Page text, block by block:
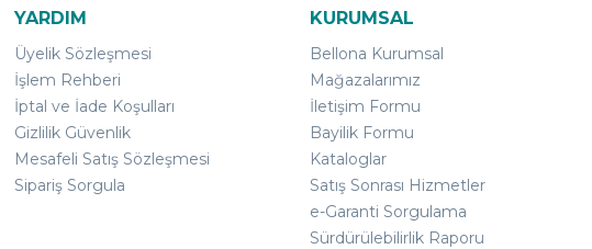
YARDIM
Üyelik Sözleşmesi
İşlem Rehberi
İptal ve İade Koşulları
Gizlilik Güvenlik
Mesafeli Satış Sözleşmesi
Sipariş Sorgula
KURUMSAL
Bellona Kurumsal
Mağazalarımız
İletişim Formu
Bayilik Formu
Kataloglar
Satış Sonrası Hizmetler
e-Garanti Sorgulama
Sürdürülebilirlik Raporu